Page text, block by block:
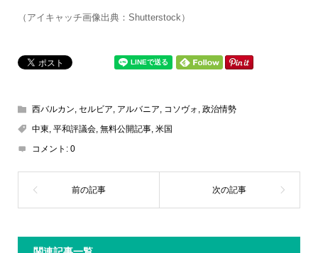
（アイキャッチ画像出典：Shutterstock）
西バルカン セルビア アルバニア コソヴォ 政治情勢
中東 平和評議会, 無料公開記事, 米国
コメント: 0